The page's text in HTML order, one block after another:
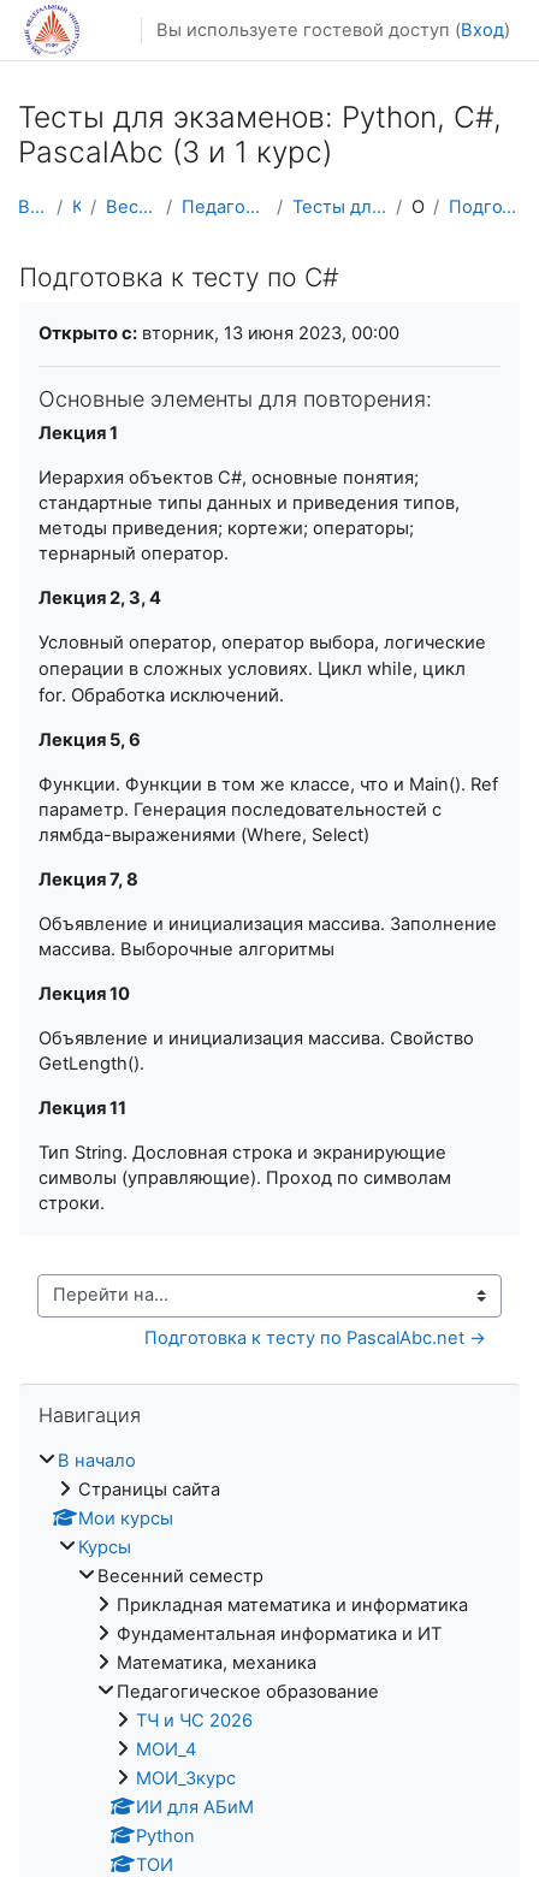
Перейти к основному содержанию
Вы используете гостевой доступ (Вход)
Тесты для экзаменов: Python, C#,
PascalAbc (3 и 1 курс)
В начало Курсы Весенний семестр Педагогическое образование Тесты для экзаменов (3 и 1 курс) Общее Подготовка к тесту по С#
Подготовка к тесту по С#
Открыто с: вторник, 13 июня 2023, 00:00
Основные элементы для повторения:
Лекция 1
Иерархия объектов C#, основные понятия;
стандартные типы данных и приведения типов,
методы приведения; кортежи; операторы;
тернарный оператор.
Лекция 2, 3, 4
Условный оператор, оператор выбора, логические
операции в сложных условиях. Цикл while, цикл
for. Обработка исключений.
Лекция 5, 6
Функции. Функции в том же классе, что и Main(). Ref
параметр. Генерация последовательностей с
лямбда-выражениями (Where, Select)
Лекция 7, 8
Объявление и инициализация массива. Заполнение
массива. Выборочные алгоритмы
Лекция 10
Объявление и инициализация массива. Свойство
GetLength().
Лекция 11
Тип String. Дословная строка и экранирующие
символы (управляющие). Проход по символам
строки.
Перейти на...
Подготовка к тесту по PascalAbc.net →
Навигация
В начало
Страницы сайта
Мои курсы
Курсы
Весенний семестр
Прикладная математика и информатика
Фундаментальная информатика и ИТ
Математика, механика
Педагогическое образование
ТЧ и ЧС 2026
МОИ_4
МОИ_3курс
ИИ для АБиМ
Python
ТОИ